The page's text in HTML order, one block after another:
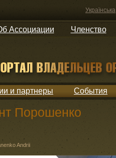
Українська
Ассоциации Членство
и партнеры События
Порошенко
Andrii